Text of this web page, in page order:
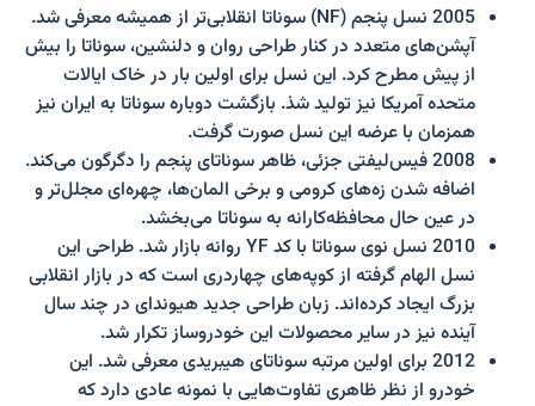
2005 نسل پنجم (NF) سوناتا انقلابی‌تر از همیشه معرفی شد.
آپشن‌های متعدد در کنار طراحی روان و دلنشین، سوناتا را بیش
از پیش مطرح کرد. این نسل برای اولین بار در خاک ایالات
متحده آمریکا نیز تولید شذ. بازگشت دوباره سوناتا به ایران نیز
همزمان با عرضه این نسل صورت گرفت.
2008 فیس‌لیفتی جزئی، ظاهر سوناتای پنجم را دگرگون می‌کند.
اضافه شدن زه‌های کرومی و برخی المان‌ها، چهره‌ای مجلل‌تر و
در عین حال محافظه‌کارانه به سوناتا می‌بخشد.
2010 نسل نوی سوناتا با کد YF روانه بازار شد. طراحی این
نسل الهام گرفته از کوپه‌های چهاردری است که در بازار انقلابی
بزرگ ایجاد کرده‌اند. زبان طراحی جدید هیوندای در چند سال
آینده نیز در سایر محصولات این خودروساز تکرار شد.
2012 برای اولین مرتبه سوناتای هیبریدی معرفی شد. این
خودرو از نظر ظاهری تفاوت‌هایی با نمونه عادی دارد که